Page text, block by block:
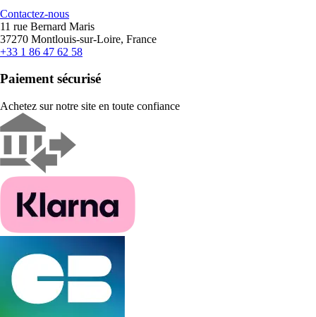
Contactez-nous
11 rue Bernard Maris
37270 Montlouis-sur-Loire, France
+33 1 86 47 62 58
Paiement sécurisé
Achetez sur notre site en toute confiance